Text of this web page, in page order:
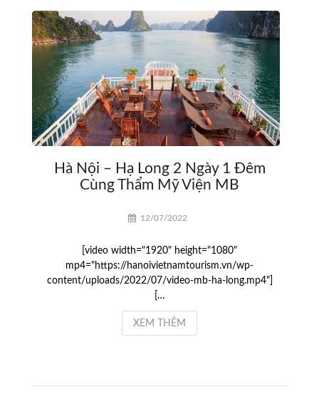
Hà Nội – Hạ Long 2 Ngày 1 Đêm
Cùng Thẩm Mỹ Viện MB
12/07/2022
[video width="1920" height="1080"
mp4="https://hanoivietnamtourism.vn/wp-
content/uploads/2022/07/video-mb-ha-long.mp4"]
[…
XEM THÊM